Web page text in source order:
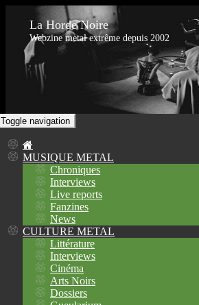
La Horde Noire
Webzine metal extrême depuis 2002
Toggle navigation
MUSIQUE METAL
Chroniques
Interviews
Live reports
Fanzines
News
CULTURE METAL
Littérature
Interviews
Cinéma
Arts Noirs
Dossiers